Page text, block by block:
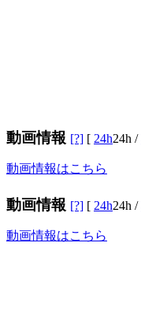
動画情報 [?] [ 24h24h /
動画情報はこちら
動画情報 [?] [ 24h24h /
動画情報はこちら